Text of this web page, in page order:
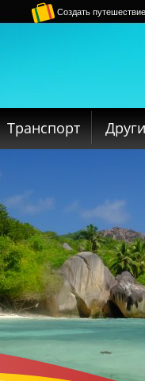
Создать
Транспорт